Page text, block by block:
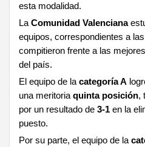
esta modalidad.
La Comunidad Valenciana
equipos, correspondientes a
compitieron frente a las
del país.
El equipo de la categoría A
una meritoria quinta posición,
por un resultado de 3-1 en la
puesto.
Por su parte, el equipo de la